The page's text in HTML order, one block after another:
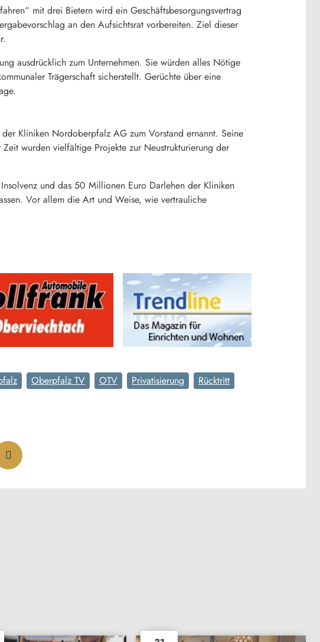
mit drei Bietern wird ein Geschäftsbesorgungsvertrag
an den Aufsichtsrat vorbereiten. Ziel dieser
ausdrücklich zum Unternehmen. Sie würden alles Nötige
Trägerschaft sicherstellt. Gerüchte über eine
Kliniken Nordoberpfalz AG zum Vorstand ernannt. Seine
wurden vielfältige Projekte zur Neustrukturierung der
und das 50 Millionen Euro Darlehen der Kliniken
Vor allem die Art und Weise, wie vertrauliche
Oberpfalz TV OTV Privatisierung
Rücktritt